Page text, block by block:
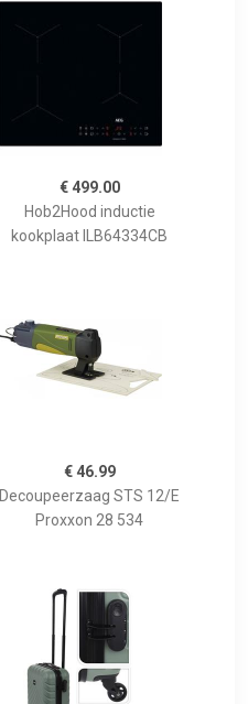
€ 499.00
Hob2Hood inductie
kookplaat ILB64334CB
€ 46.99
Decoupeerzaag STS 12/E
Proxxon 28 534